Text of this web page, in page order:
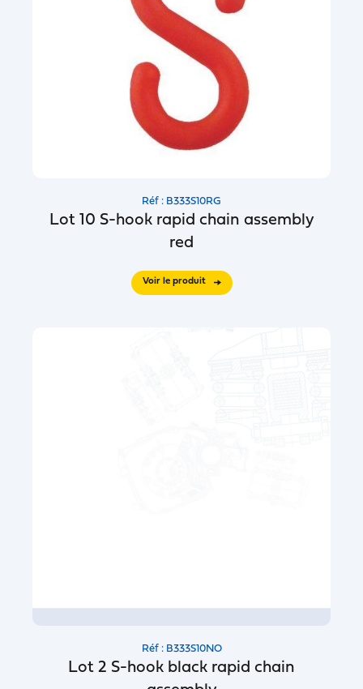
Réf : B333S10RG
Lot 10 S-hook rapid chain assembly
red
Voir le produit
Réf : B333S10NO
Lot 2 S-hook black rapid chain